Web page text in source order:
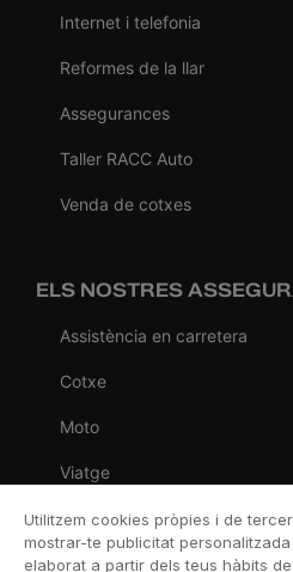
Internet i telefonia
Reformes de la llar
Assegurances
Taller RACC Auto
Venda de cotxes
ELS NOSTRES
Assistència en carretera
Cotxe
Moto
Viatge
Llar
Vida
Utilitzem cookies pròpies i de
mostrar-te publicitat
elaborat a partir dels teus hàbits